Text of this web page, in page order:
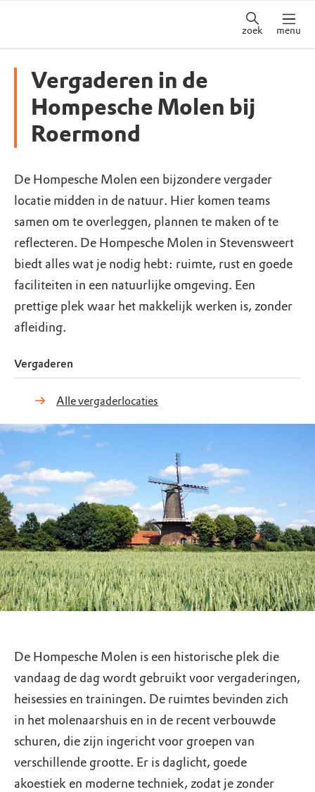
zoek menu
Vergaderen in de
Hompesche Molen bij
Roermond
De Hompesche Molen een bijzondere vergader
locatie midden in de natuur. Hier komen teams
samen om te overleggen, plannen te maken of te
reflecteren. De Hompesche Molen in Stevensweert
biedt alles wat je nodig hebt: ruimte, rust en goede
faciliteiten in een natuurlijke omgeving. Een
prettige plek waar het makkelijk werken is, zonder
afleiding.
Vergaderen
Alle vergaderlocaties
De Hompesche Molen is een historische plek die
vandaag de dag wordt gebruikt voor vergaderingen,
heisessies en trainingen. De ruimtes bevinden zich
in het molenaarshuis en in de recent verbouwde
schuren, die zijn ingericht voor groepen van
verschillende grootte. Er is daglicht, goede
akoestiek en moderne techniek, zodat je zonder